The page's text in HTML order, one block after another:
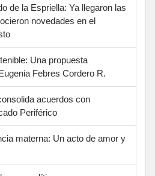
de la Espriella: Ya llegaron las
novedades en el
Una propuesta
Febres Cordero R.
acuerdos con
Periférico
materna: Un acto de amor y